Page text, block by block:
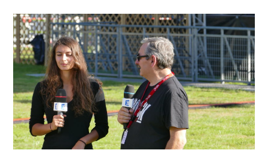
BILLETTERIE 18 MAI COBI
PRATIQUE
ASSOCIATION
L’ÉQUIPE
ADHÉSION, DON
ESPACE MEMBRES
MENTIONS LÉGALES
DESINSCRIPTION